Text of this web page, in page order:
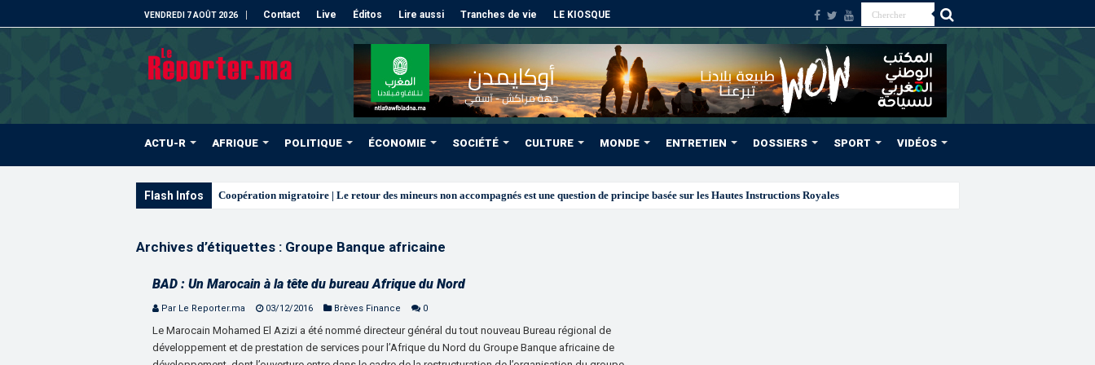
VENDREDI 7 AOÛT 2026 Contact Live Éditos Lire aussi Tranches de vie LE KIOSQUE
ACTU-R AFRIQUE POLITIQUE ÉCONOMIE SOCIÉTÉ CULTURE MONDE ENTRETIEN DOSSIERS SPORT VIDÉOS
Flash Infos L’ONM
Archives d’étiquettes : Groupe Banque africaine
BAD : Un Marocain à la tête du bureau Afrique du Nord
Par Le Reporter.ma 03/12/2016 Brèves Finance 0
Le Marocain Mohamed El Azizi a été nommé directeur général du tout nouveau Bureau régional de
développement et de prestation de services pour l’Afrique du Nord du Groupe Banque africaine de